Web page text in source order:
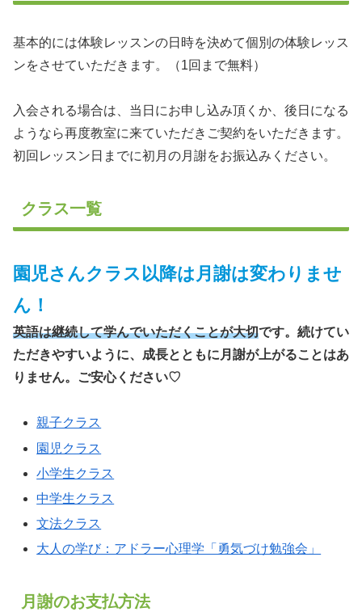
基本的には体験レッスンの日時を決めて個別の体験レッス
ンをさせていただきます。（1回まで無料）
入会される場合は、当日にお申し込み頂くか、後日になる
ようなら再度教室に来ていただきご契約をいただきます。
初回レッスン日までに初月の月謝をお振込みください。
クラス一覧
園児さんクラス以降は月謝は変わりませ
ん！
英語は継続して学んでいただくことが大切です。続けてい
ただきやすいように、成長とともに月謝が上がることはあ
りません。ご安心ください♡
親子クラス
園児クラス
小学生クラス
中学生クラス
文法クラス
大人の学び：アドラー心理学「勇気づけ勉強会」
月謝のお支払方法